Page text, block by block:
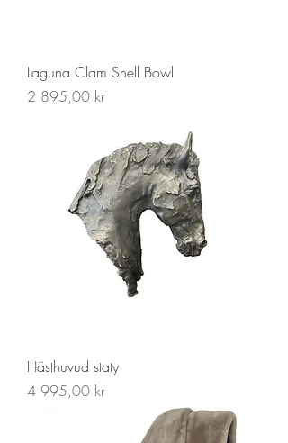
Laguna Clam Shell Bowl
Pris
2 895,00 kr
Hästhuvud staty
Pris
4 995,00 kr